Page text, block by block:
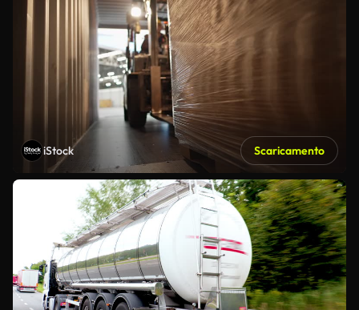
iStock Scaricamento